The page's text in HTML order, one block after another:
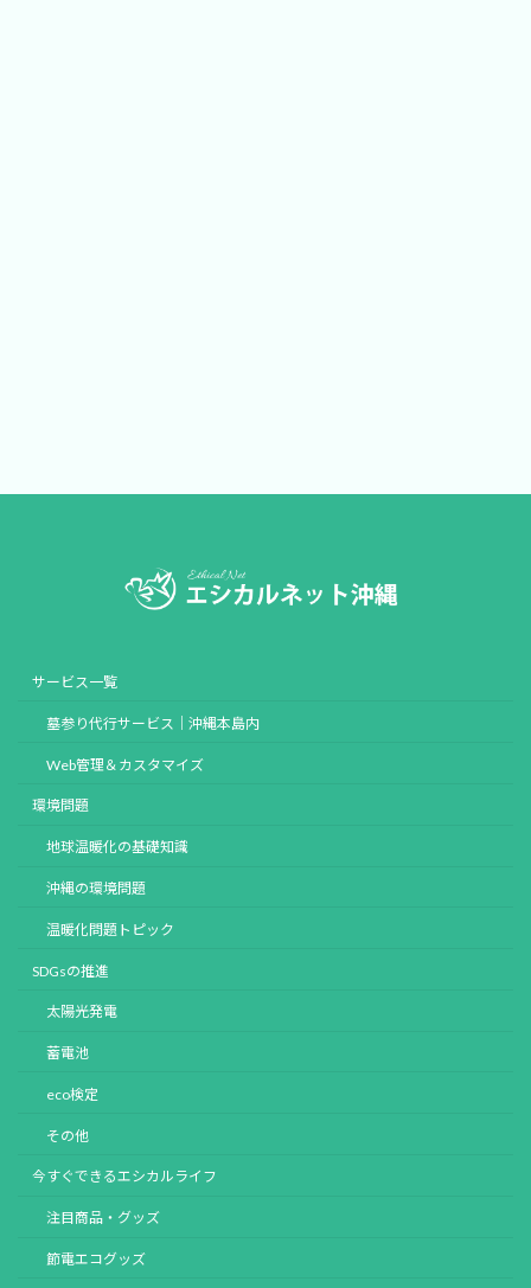
サービス一覧
墓参り代行サービス｜沖縄本島内
Web管理＆カスタマイズ
環境問題
地球温暖化の基礎知識
沖縄の環境問題
温暖化問題トピック
SDGsの推進
太陽光発電
蓄電池
eco検定
その他
今すぐできるエシカルライフ
注目商品・グッズ
節電エコグッズ